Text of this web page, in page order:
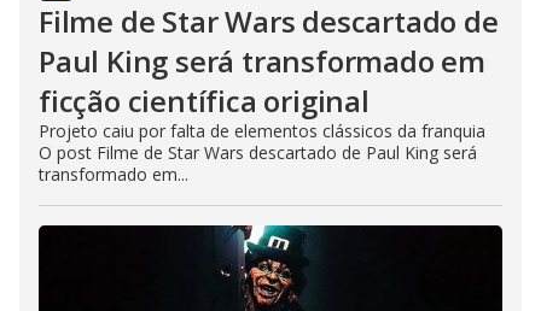
Filme de Star Wars descartado de
Paul King será transformado em
ficção científica original
Projeto caiu por falta de elementos clássicos da franquia
O post Filme de Star Wars descartado de Paul King será
transformado em...